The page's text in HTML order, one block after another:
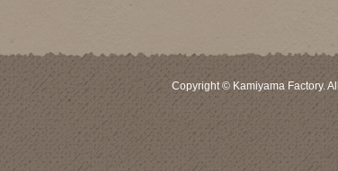
Copyright © Kamiyama Factory.